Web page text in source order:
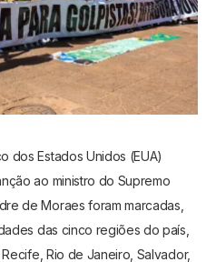
dos Estados Unidos (EUA)
ao ministro do Supremo
de Moraes foram marcadas,
das cinco regiões do país,
Rio de Janeiro, Salvador,